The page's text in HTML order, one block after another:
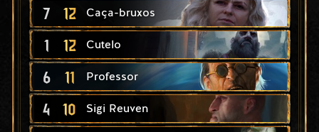
7 12 Caça-bruxos
1 12 Cutelo
6 11 Professor
4 10 Sigi Reuven